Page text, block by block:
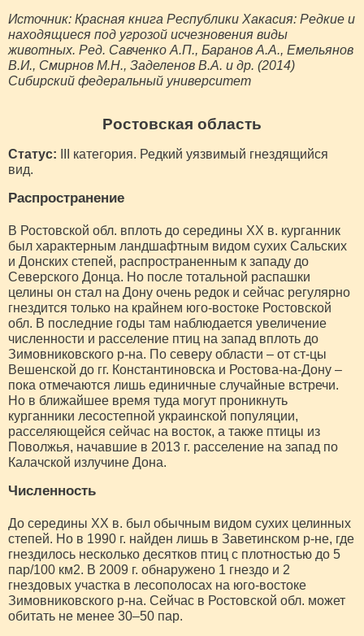
Источник: Красная книга Республики Хакасия: Редкие и
находящиеся под угрозой исчезновения виды
животных. Ред. Савченко А.П., Баранов А.А., Емельянов
В.И., Смирнов М.Н., Заделенов В.А. и др. (2014)
Сибирский федеральный университет
Ростовская область
Статус: III категория. Редкий уязвимый гнездящийся
вид.
Распространение
В Ростовской обл. вплоть до середины XX в. курганник
был характерным ландшафтным видом сухих Сальских
и Донских степей, распространенным к западу до
Северского Донца. Но после тотальной распашки
целины он стал на Дону очень редок и сейчас регулярно
гнездится только на крайнем юго-востоке Ростовской
обл. В последние годы там наблюдается увеличение
численности и расселение птиц на запад вплоть до
Зимовниковского р-на. По северу области – от ст-цы
Вешенской до гг. Константиновска и Ростова-на-Дону –
пока отмечаются лишь единичные случайные встречи.
Но в ближайшее время туда могут проникнуть
курганники лесостепной украинской популяции,
расселяющейся сейчас на восток, а также птицы из
Поволжья, начавшие в 2013 г. расселение на запад по
Калачской излучине Дона.
Численность
До середины ХХ в. был обычным видом сухих целинных
степей. Но в 1990 г. найден лишь в Заветинском р-не, где
гнездилось несколько десятков птиц с плотностью до 5
пар/100 км2. В 2009 г. обнаружено 1 гнездо и 2
гнездовых участка в лесополосах на юго-востоке
Зимовниковского р-на. Сейчас в Ростовской обл. может
обитать не менее 30–50 пар.